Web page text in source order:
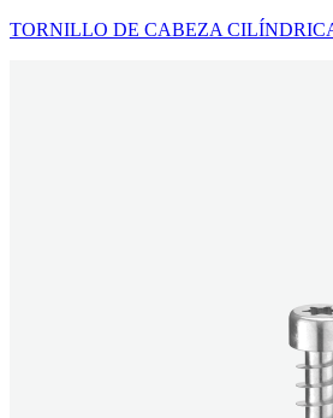
TORNILLO DE CABEZA